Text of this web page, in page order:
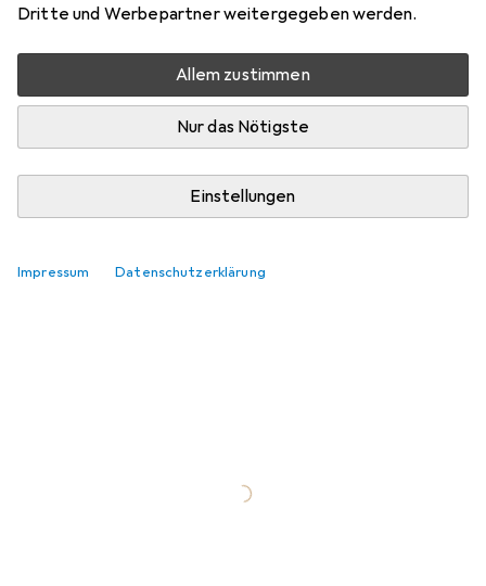
Dritte und Werbepartner weitergegeben werden.
Allem zustimmen
Nur das Nötigste
Einstellungen
Impressum Datenschutzerklärung